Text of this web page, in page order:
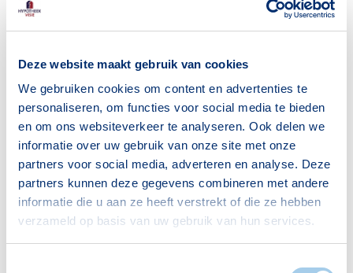
Deze website maakt gebruik van cookies
We gebruiken cookies om content en advertenties te
personaliseren, om functies voor social media te bieden
en om ons websiteverkeer te analyseren. Ook delen we
informatie over uw gebruik van onze site met onze
partners voor social media, adverteren en analyse. Deze
partners kunnen deze gegevens combineren met andere
informatie die u aan ze heeft verstrekt of die ze hebben
verzameld op basis van uw gebruik van hun services.
Veelgestelde vragen
Kan ik een hypotheek krijgen als
ik uit Polen kom?
Ja, als EU-burger heb je recht op een
hypotheek in Nederland. Wel moet je
ingeschreven staan bij de gemeente en
een geldig BSN hebben.
Kan ik kopen als ik via een
uitzendbureau werk?